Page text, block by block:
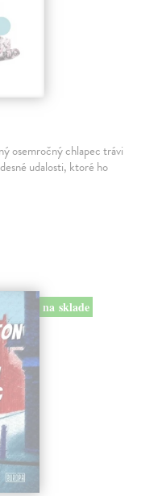
osemročný chlapec trávi
udalosti, ktoré ho
na sklade